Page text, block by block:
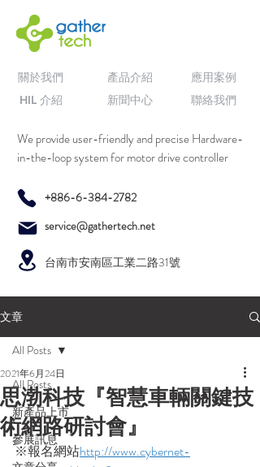
關於我們
HIL 介紹
產品介紹
新聞中心
應用案例
聯絡我們
We provide user-friendly and precise Hardware-
in-the-loop system for motor drive controller
+886-6-384-2782
service@gathertech.net
台南市安南區工業二路31號
文章
All Posts
新產品上市
參展訊息
All Posts
思渤科技『智慧車輛關鍵技
術網路研討會』
2021年6月24日
※報名網站http://www.cybernet-